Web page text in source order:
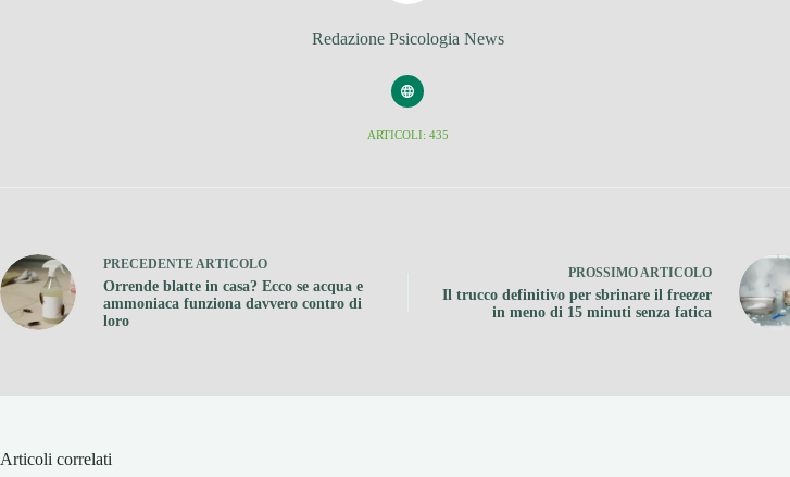
Redazione Psicologia News
ARTICOLI: 435
PRECEDENTEARTICOLO
Orrende blatte in casa? Ecco se acqua e
ammoniaca funziona davvero contro di
loro
PROSSIMOARTICOLO
Il trucco definitivo per sbrinare il freezer
in meno di 15 minuti senza fatica
Articoli correlati